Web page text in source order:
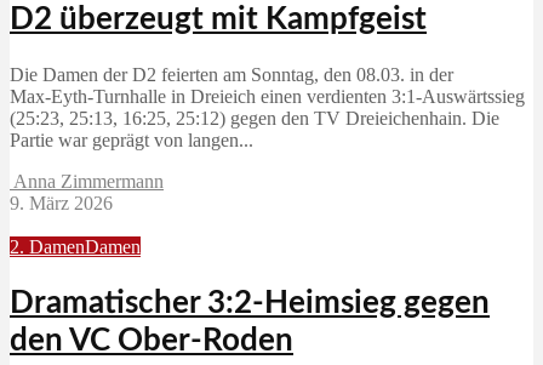
D2 überzeugt mit Kampfgeist
Die Damen der D2 feierten am Sonntag, den 08.03. in der
Max‑Eyth‑Turnhalle in Dreieich einen verdienten 3:1‑Auswärtssieg
(25:23, 25:13, 16:25, 25:12) gegen den TV Dreieichenhain. Die
Partie war geprägt von langen...
Anna Zimmermann
9. März 2026
2. DamenDamen
Dramatischer 3:2-Heimsieg gegen
den VC Ober-Roden